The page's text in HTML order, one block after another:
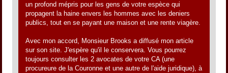
un profond mépris pour les gens de votre espèce qui
propagent la haine envers les hommes avec les deniers
publics, tout en se payant une maison et une rente viagère.
Avec mon accord, Monsieur Brooks a diffusé mon article
sur son site. J'espère qu'il le conservera. Vous pourrez
toujours consulter les 2 avocates de votre CA (une
procureure de la Couronne et une autre de l'aide juridique), à